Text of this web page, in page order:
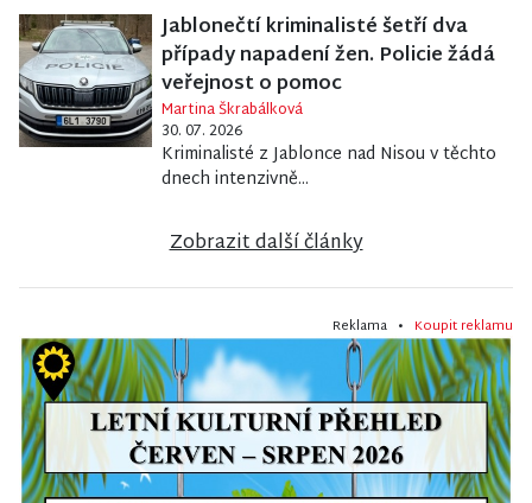
Jablonečtí kriminalisté šetří dva
případy napadení žen. Policie žádá
veřejnost o pomoc
Martina Škrabálková
30. 07. 2026
Kriminalisté z Jablonce nad Nisou v těchto
dnech intenzivně...
Zobrazit další články
Reklama • Koupit reklamu